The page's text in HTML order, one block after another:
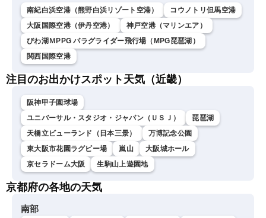
南紀白浜空港（熊野白浜リゾート空港）
コウノトリ但馬空港
大阪国際空港（伊丹空港）
神戸空港（マリンエア）
びわ湖ＭPPG パラグライダー飛行場（MPG琵琶湖）
関西国際空港
注目のお出かけスポット天気（近畿）
阪神甲子園球場
ユニバーサル・スタジオ・ジャパン（ＵＳＪ）
琵琶湖
天橋立ビューランド（日本三景）
万博記念公園
東大阪市花園ラグビー場
嵐山
大阪城ホール
京セラドーム大阪
生駒山上遊園地
京都府の各地の天気
南部